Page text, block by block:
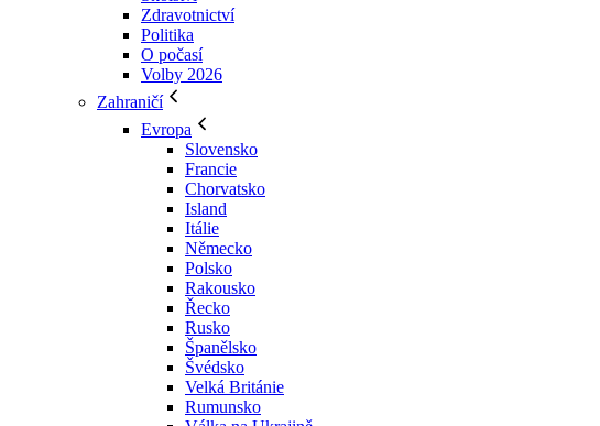
Zdravotnictví
Politika
O počasí
Volby 2026
Zahraničí
Evropa
Slovensko
Francie
Chorvatsko
Island
Itálie
Německo
Polsko
Rakousko
Řecko
Rusko
Španělsko
Švédsko
Velká Británie
Rumunsko